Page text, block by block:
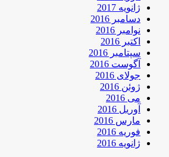
ژانویه 2017
دسامبر 2016
نوامبر 2016
اکتبر 2016
سپتامبر 2016
آگوست 2016
جولای 2016
ژوئن 2016
می 2016
آوریل 2016
مارس 2016
فوریه 2016
ژانویه 2016